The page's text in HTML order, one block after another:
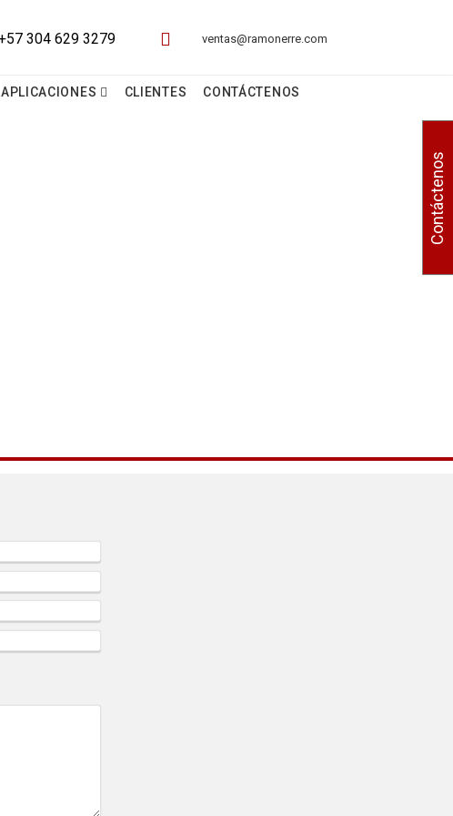
ventas@ramonerre.com
APLICACIONES CLIENTES CONTÁCTENOS
Contáctenos